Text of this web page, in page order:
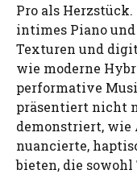
Pro als
intimes Piano
Texturen und
wie moderne
performative
präsentiert nicht
demonstriert,
nuancierte,
bieten, die